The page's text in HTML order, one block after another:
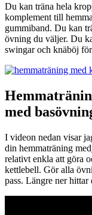
Du kan träna hela
komplement till
gummiband. Du kan
övning du väljer. Du
swingar och knäböj
med
I videon nedan visar
din hemmaträning med
relativt enkla att göra
kettlebell. Gör alla
pass. Längre ner hittar